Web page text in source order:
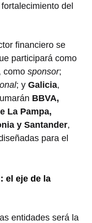
del
financiero se
participará como
como sponsor;
; y Galicia,
BBVA,
La Pampa,
y Santander,
para el
el eje de la
entidades será la